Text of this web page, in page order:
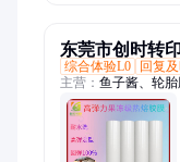
东莞市创时转
综合体验L0
回复
主营： 鱼子酱、轮
tpu101tpu刻字膜、
刻字膜、丝印油墨
画离型剂、雕刻激